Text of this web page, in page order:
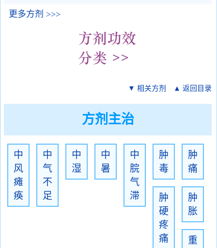
更多方剂 >>>
▼ 相关方剂 ▲ 返回目录
方剂主治
中
风
瘫
痪
中
气
不
足
中
湿
中
暑
中
脘
气
滞
肿
毒
肿
痛
肿
硬
疼
痛
肿
胀
重